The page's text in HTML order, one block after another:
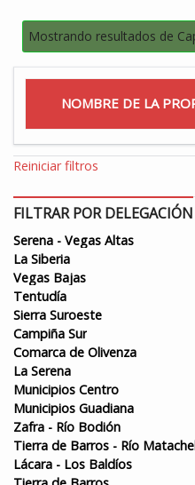
Mostrando resultados de
NOMBRE DE LA
Reiniciar filtros
FILTRAR POR DELEGACIÓN